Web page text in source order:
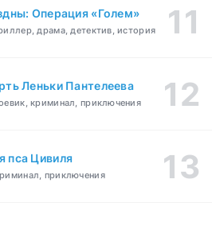
Операция «Голем»
драма, детектив, история
Леньки Пантелеева
криминал, приключения
пса Цивиля
приключения